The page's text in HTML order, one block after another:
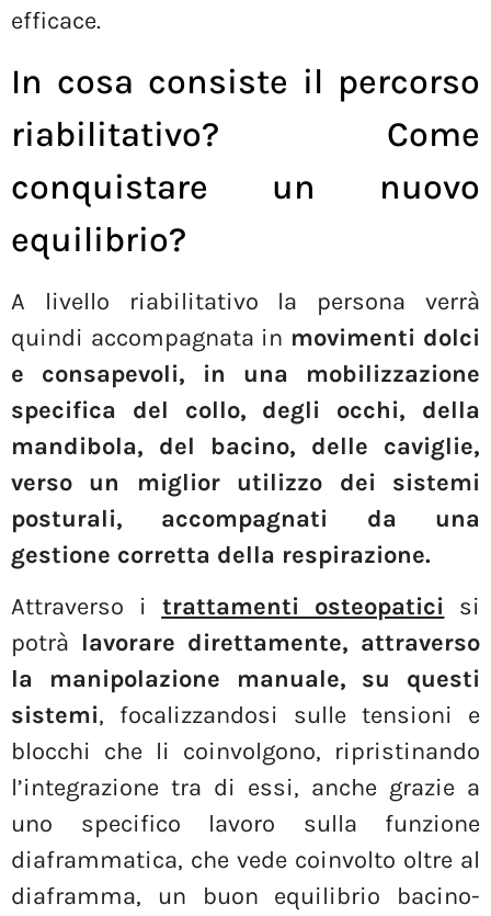
efficace.
In cosa consiste il percorso
riabilitativo? Come
conquistare un nuovo
equilibrio?
A livello riabilitativo la persona verrà
quindi accompagnata in movimenti dolci
e consapevoli, in una mobilizzazione
specifica del collo, degli occhi, della
mandibola, del bacino, delle caviglie,
verso un miglior utilizzo dei sistemi
posturali, accompagnati da una
gestione corretta della respirazione.
Attraverso i trattamenti osteopatici si
potrà lavorare direttamente, attraverso
la manipolazione manuale, su questi
sistemi, focalizzandosi sulle tensioni e
blocchi che li coinvolgono, ripristinando
l’integrazione tra di essi, anche grazie a
uno specifico lavoro sulla funzione
diaframmatica, che vede coinvolto oltre al
diaframma, un buon equilibrio bacino-